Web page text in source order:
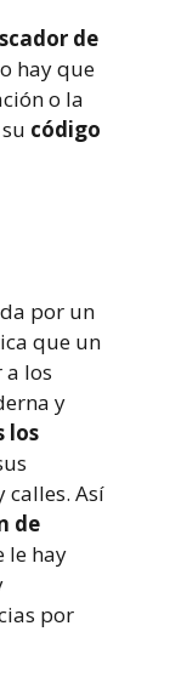
de
hay que
o la
código
por un
que un
a los
y
los
calles. Así
de
le hay
por